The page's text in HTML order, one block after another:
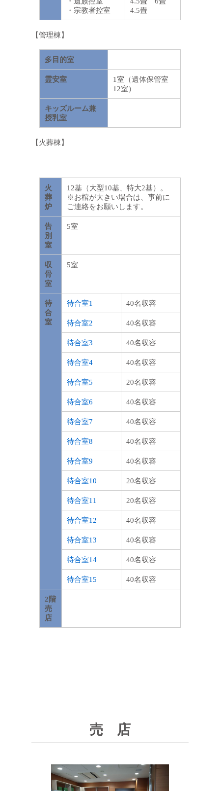
・宗教者控室
4.5畳
【管理棟】
多目的室
霊安室
1室（遺体保管室
12室）
キッズルーム兼
授乳室
【火葬棟】
火
葬
炉
12基（大型10基、特大2基）。
※お棺が大きい場合は、事前に
ご連絡をお願いします。
告
別
室
5室
収
骨
室
5室
待
合
室
待合室1 40名収容
待合室2 40名収容
待合室3 40名収容
待合室4 40名収容
待合室5 20名収容
待合室6 40名収容
待合室7 40名収容
待合室8 40名収容
待合室9 40名収容
待合室10 20名収容
待合室11 20名収容
待合室12 40名収容
待合室13 40名収容
待合室14 40名収容
待合室15 40名収容
2階
売
店
売 店